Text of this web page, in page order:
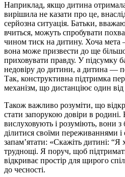
Наприклад, якщо дитина отримала
вирішила не казати про це,
серйозна ситуація. Батьки,
вчиться, можуть спробувати
чином тиск на дитину. Хоча мета
вона може призвести до ще
приховувати правду. У підсумку
недовіру до дитини, а дитина —
Так, конструктивна підтримка
механізм, що дистанціює один
Також важливо розуміти, що
стати запорукою довіри в
вислуховують і розуміють, вони
ділитися своїми переживаннями і
запам’ятати: «Скажіть дитині: “Я
труднощі. Я поруч, щоб
відкриває простір для щирого
до чесності.